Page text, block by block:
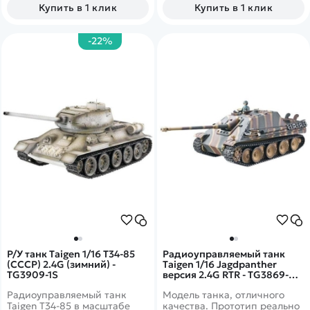
Купить в 1 клик
Купить в 1 клик
-22%
Р/У танк Taigen 1/16 T34-85
(СССР) 2.4G (зимний) -
TG3909-1S
Радиоуправляемый танк
Taigen T34-85 в масштабе
Радиоуправляемый танк
Taigen 1/16 Jagdpanther
версия 2.4G RTR - TG3869-
Модель танка, отличного
качества. Прототип реально